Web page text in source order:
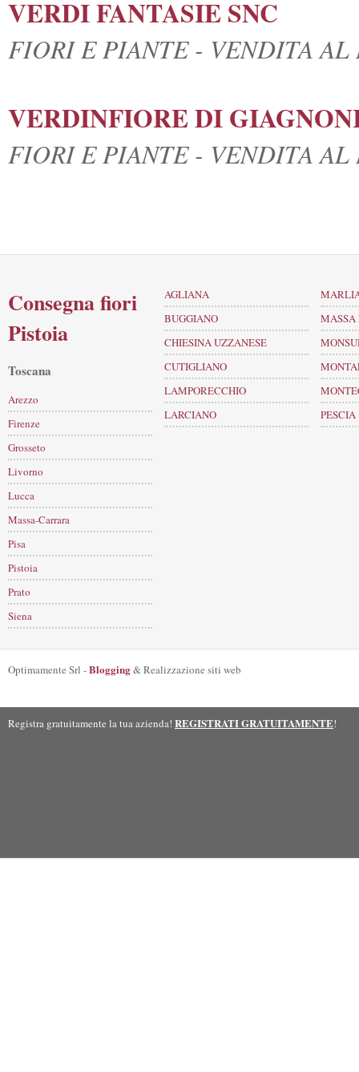
VERDI FANTASIE SNC
FIORI E PIANTE - VENDITA
VERDINFIORE DI
FIORI E PIANTE - VENDITA
Consegna fiori
Pistoia
Toscana
Arezzo
Firenze
Grosseto
Livorno
Lucca
Massa-Carrara
Pisa
Pistoia
Prato
Siena
AGLIANA
BUGGIANO
CHIESINA UZZANESE
CUTIGLIANO
LAMPORECCHIO
LARCIANO
MASSA
PESCIA
Optimamente Srl -Blogging& Realizzazione siti web
Registra gratuitamente la tua azienda! REGISTRATI GRATUITAMENTE!